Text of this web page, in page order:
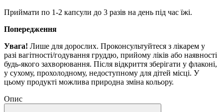
Приймати по 1-2 капсули до 3 разів на день під час їжі.
Попередження
Увага! Лише для дорослих. Проконсультуйтеся з лікарем у
разі вагітності/годування груддю, прийому ліків або наявності
будь-якого захворювання. Після відкриття зберігати у флаконі,
у сухому, прохолодному, недоступному для дітей місці. У
цьому продукті можлива природна зміна кольору.
Опис